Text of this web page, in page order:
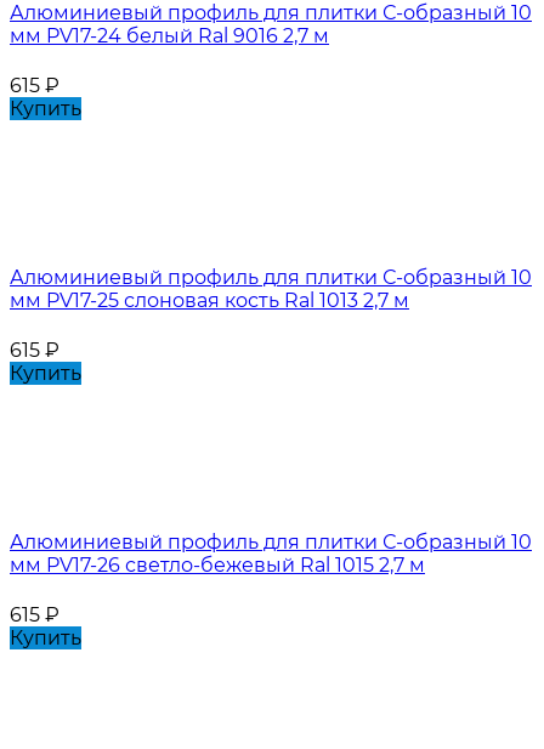
Алюминиевый профиль для плитки С-образный 10
мм PV17-24 белый Ral 9016 2,7 м
615 ₽
Купить
Алюминиевый профиль для плитки С-образный 10
мм PV17-25 слоновая кость Ral 1013 2,7 м
615 ₽
Купить
Алюминиевый профиль для плитки С-образный 10
мм PV17-26 светло-бежевый Ral 1015 2,7 м
615 ₽
Купить